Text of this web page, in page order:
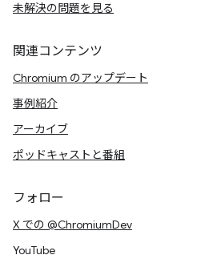
未解決の問題を見る
関連コンテンツ
Chromium のアップデート
事例紹介
アーカイブ
ポッドキャストと番組
フォロー
X での @ChromiumDev
YouTube